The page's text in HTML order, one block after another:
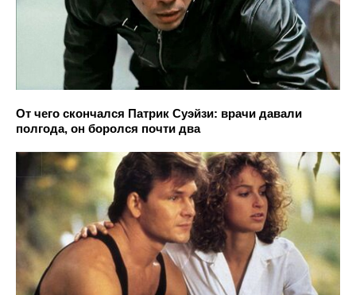
От чего скончался Патрик Суэйзи: врачи давали
полгода, он боролся почти два